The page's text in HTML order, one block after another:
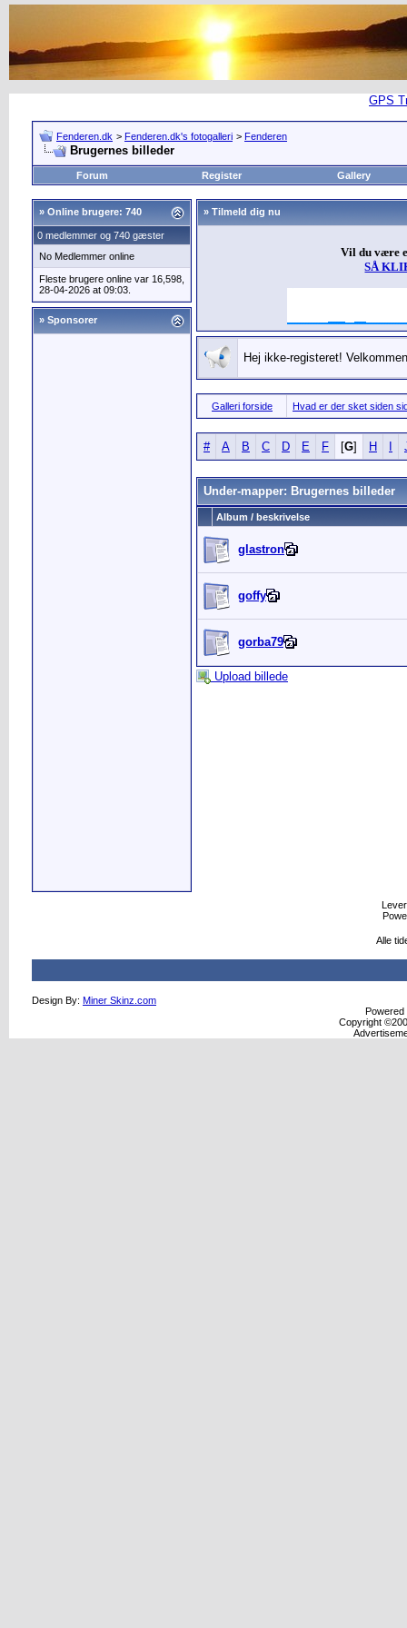
GPS
Fenderen.dk > Fenderen.dk's fotogalleri > Fenderen
Brugernes billeder
Forum Register Gallery
» Online brugere: 740
0 medlemmer og 740 gæster
No Medlemmer online
Fleste brugere online var 16,598,
28-04-2026 at 09:03.
» Sponsorer
» Tilmeld dig nu
Vil du være
SÅ
Hej ikke-registeret!
Galleri forside Hvad er der sket siden
# A B C D E F [G] H
Under-mapper: Brugernes billeder
Album / beskrivelse
glastron
goffy
gorba79
Upload billede
Alle
Design By: Miner Skinz.com
Powered
Copyright